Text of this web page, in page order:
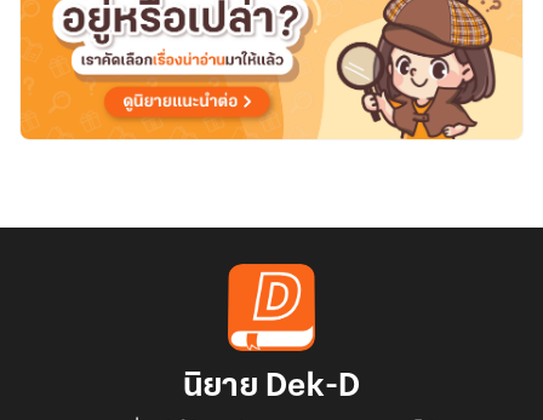
นิยาย Dek-D